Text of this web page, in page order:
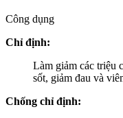
Công dụng
Chỉ định:
Làm giảm các triệu
sốt, giảm đau và
Chống chỉ định: